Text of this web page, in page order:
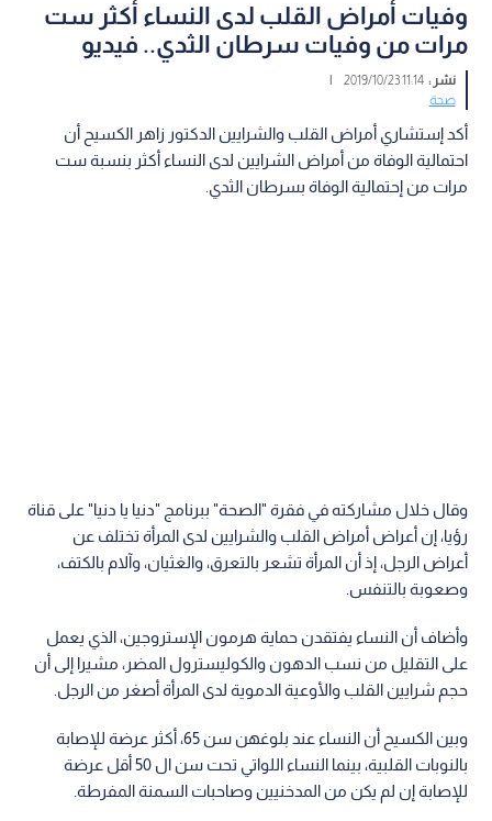
وفيات أمراض القلب لدى النساء أكثر ست
مرات من وفيات سرطان الثدي.. فيديو
نشر :11:14 2019/10/23
|
صحة
أكد إستشاري أمراض القلب والشرايين الدكتور زاهر الكسيح أن
احتمالية الوفاة من أمراض الشرايين لدى النساء أكثر بنسبة ست
مرات من إحتمالية الوفاة بسرطان الثدي.
وقال خلال مشاركته في فقرة "الصحة" ببرنامج "دنيا يا دنيا" على قناة
رؤيا، إن أعراض أمراض القلب والشرايين لدى المرأة تختلف عن
أعراض الرجل، إذ أن المرأة تشعر بالتعرق، والغثيان، وآلام بالكتف،
وصعوبة بالتنفس.
وأضاف أن النساء يفتقدن حماية هرمون الإستروجين، الذي يعمل
على التقليل من نسب الدهون والكوليسترول المضر، مشيرا إلى أن
حجم شرايين القلب والأوعية الدموية لدى المرأة أصغر من الرجل.
وبين الكسيح أن النساء عند بلوغهن سن 65، أكثر عرضة للإصابة
بالنوبات القلبية، بينما النساء اللواتي تحت سن ال 50 أقل عرضة
للإصابة إن لم يكن من المدخنيين وصاحبات السمنة المفرطة.